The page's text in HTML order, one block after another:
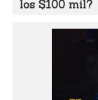
los $100 mil?